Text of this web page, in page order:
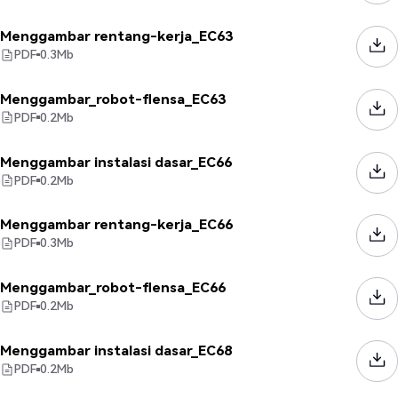
Menggambar rentang-kerja_EC63
PDF 0.3Mb
Menggambar_robot-flensa_EC63
PDF 0.2Mb
Menggambar instalasi dasar_EC66
PDF 0.2Mb
Menggambar rentang-kerja_EC66
PDF 0.3Mb
Menggambar_robot-flensa_EC66
PDF 0.2Mb
Menggambar instalasi dasar_EC68
PDF 0.2Mb